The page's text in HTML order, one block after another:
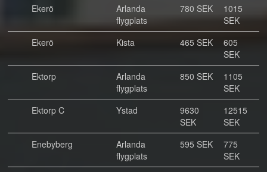
Ekerö
Arlanda
flygplats
780 SEK
1015
SEK
Ekerö
Kista 465 SEK
605
SEK
Ektorp
Arlanda
flygplats
850 SEK
1105
SEK
Ektorp C
Ystad
9630
SEK
12515
SEK
Enebyberg
Arlanda
flygplats
595 SEK
775
SEK